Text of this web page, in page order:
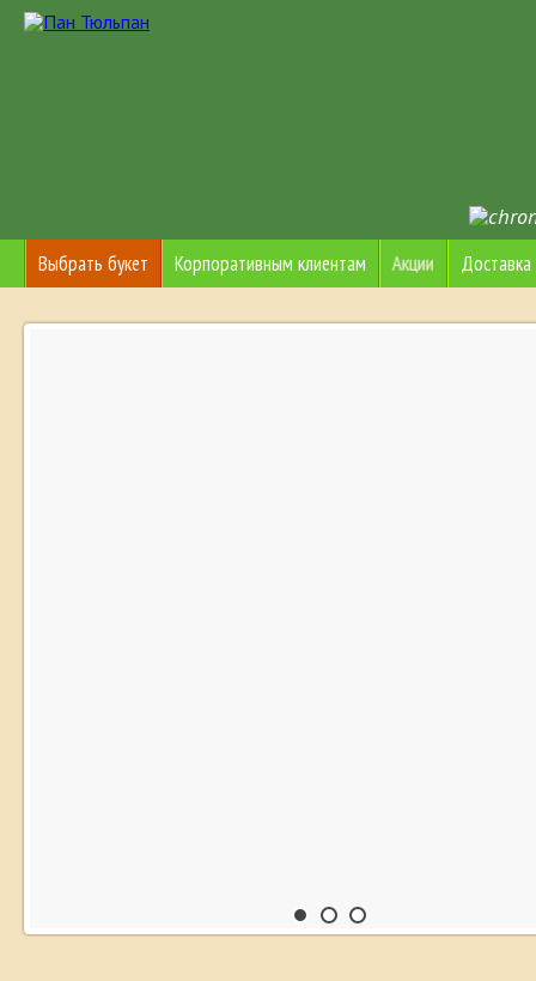
Выбрать букет Корпоративным клиентам Акции